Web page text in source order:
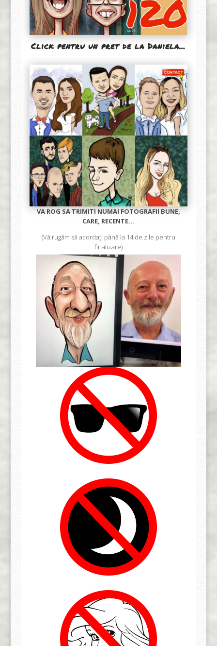
Click pentru un pret de la Daniela…
VA ROG SA TRIMITI NUMAI FOTOGRAFII BUNE,
CARE, RECENTE…
(Vă rugăm să acordați până la 14 de zile pentru
finalizare)